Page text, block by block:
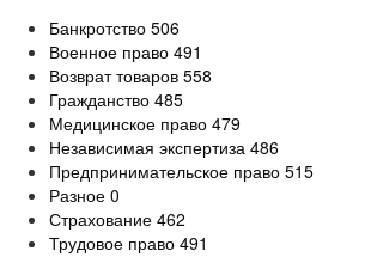
Банкротство 506
Военное право 491
Возврат товаров 558
Гражданство 485
Медицинское право 479
Независимая экспертиза 486
Предпринимательское право 515
Разное 0
Страхование 462
Трудовое право 491